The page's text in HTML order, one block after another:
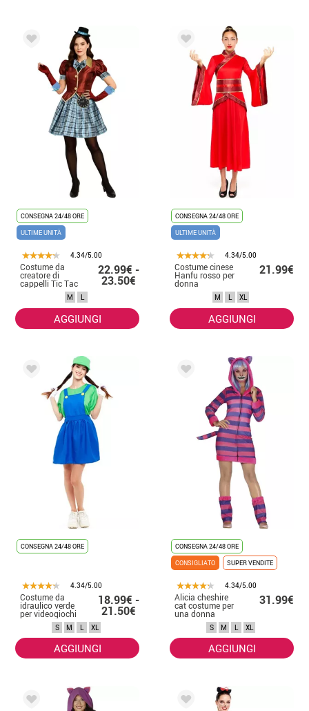
CONSEGNA 24/48 ORE
ULTIME UNITÀ
4.34/5.00
Costume da
creatore di
cappelli Tic Tac
per donna
22.99€ -
23.50€
M L
AGGIUNGI
CONSEGNA 24/48 ORE
ULTIME UNITÀ
4.34/5.00
Costume cinese
Hanfu rosso per
donna
21.99€
M L XL
AGGIUNGI
CONSEGNA 24/48 ORE
4.34/5.00
Costume da
idraulico verde
per videogiochi
da donna
18.99€ -
21.50€
S M L XL
AGGIUNGI
CONSEGNA 24/48 ORE
CONSIGLIATO
SUPER VENDITE
4.34/5.00
Alicia cheshire
cat costume per
una donna
31.99€
S M L XL
AGGIUNGI